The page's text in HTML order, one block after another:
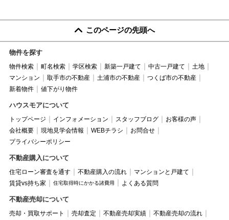
このページの先頭へ
物件を探す
物件検索 町名検索 学区検索 新築一戸建て 中古一戸建て
土地
マンション
取手市の不動産 土浦市の不動産
つくば市の不動産
新着物件
値下がり物件
ハウスモアについて
トップページ インフォメーション スタッフブログ
お客様の声
会社概要
現地見学会情報 WEBチラシ
お問合せ
プライバシーポリシー
不動産購入について
住宅ローン審査を通す 不動産購入の流れ
マンションと戸建て
賃貸vs持ち家
住宅取得時にかかる諸費用 よくある質問
不動産売却について
売却・買取サポート 売却査定 不動産売却実績
不動産売却の流れ